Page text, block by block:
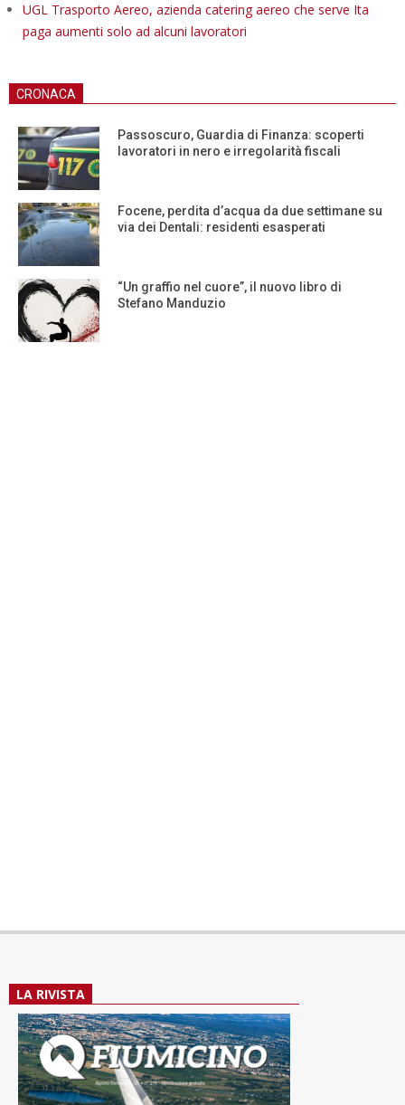
UGL Trasporto Aereo, azienda catering aereo che serve Ita
paga aumenti solo ad alcuni lavoratori
CRONACA
Passoscuro, Guardia di Finanza: scoperti
lavoratori in nero e irregolarità fiscali
Focene, perdita d’acqua da due settimane su
via dei Dentali: residenti esasperati
“Un graffio nel cuore”, il nuovo libro di
Stefano Manduzio
LA RIVISTA